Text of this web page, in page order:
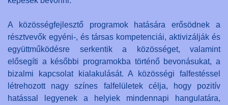
A közösségfejlesztő programok hatására erősödnek a
résztvevők egyéni-, és társas kompetenciái, aktivizálják és
együttműködésre serkentik a közösséget, valamint
elősegíti a későbbi programokba történő bevonásukat, a
bizalmi kapcsolat kialakulását. A közösségi falfestéssel
létrehozott nagy színes falfelületek célja, hogy pozitív
hatással legyenek a helyiek mindennapi hangulatára,